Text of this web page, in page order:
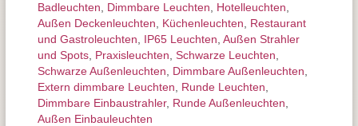
Badleuchten
Dimmbare Leuchten Hotelleuchten
Außen Deckenleuchten
Küchenleuchten
Restaurant
und Gastroleuchten
IP65 Leuchten Außen Strahler
und Spots Praxisleuchten Schwarze Leuchten
Schwarze Außenleuchten
Dimmbare Außenleuchten
Extern dimmbare Leuchten
Runde Leuchten
Dimmbare Einbaustrahler, Runde Außenleuchten
Außen Einbauleuchten